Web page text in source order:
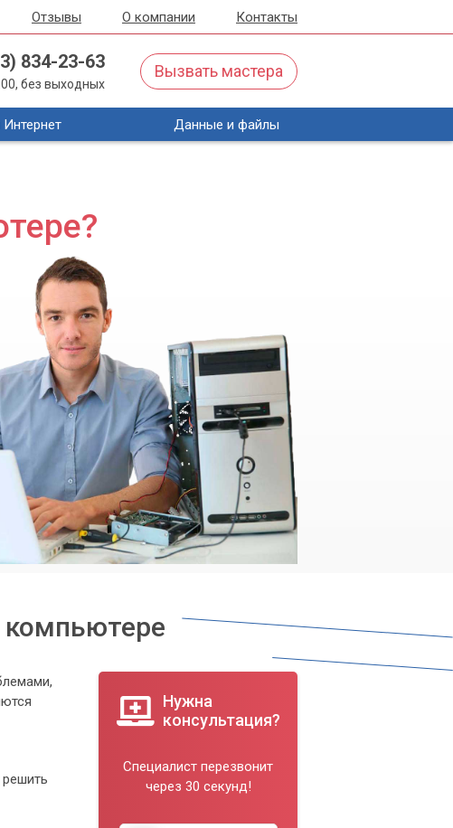
Отзывы О компании Контакты
834-23-63
без выходных
Вызвать мастера
Данные и файлы
Нужна
консультация?
Специалист перезвонит
через 30 секунд!